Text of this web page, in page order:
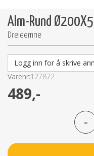
Alm-Rund
Dreieemne
Logg inn for å skrive
Varenr:127872
489,-
-